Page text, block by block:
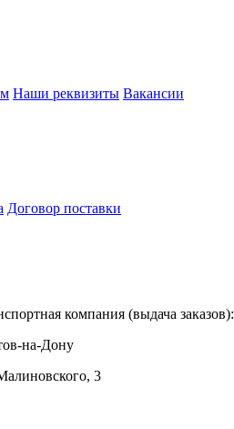
Наши реквизиты Вакансии
Договор поставки
компания (выдача заказов):
на-Дону
3